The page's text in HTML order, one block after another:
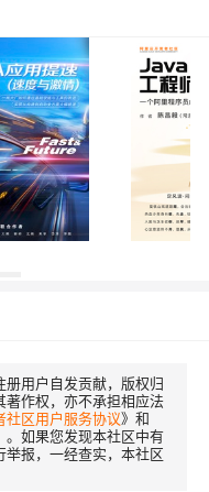
用户自发贡献，版权归
著作权，亦不承担相应法
社区用户服务协议》和
。如果您发现本社区中有
举报，一经查实，本社区